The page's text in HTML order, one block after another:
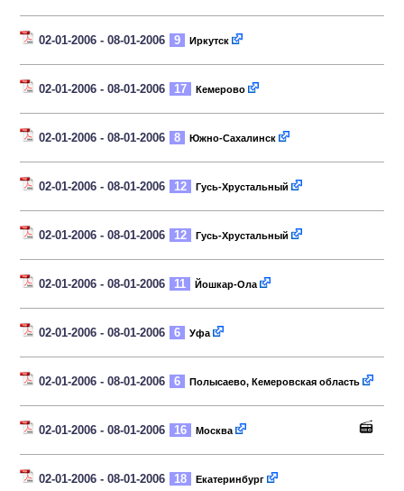
02-01-2006 - 08-01-2006 9 Иркутск
02-01-2006 - 08-01-2006 17 Кемерово
02-01-2006 - 08-01-2006 8 Южно-Сахалинск
02-01-2006 - 08-01-2006 12 Гусь-Хрустальный
02-01-2006 - 08-01-2006 12 Гусь-Хрустальный
02-01-2006 - 08-01-2006 11 Йошкар-Ола
02-01-2006 - 08-01-2006 6 Уфа
02-01-2006 - 08-01-2006 6 Полысаево, Кемеровская область
02-01-2006 - 08-01-2006 16 Москва
02-01-2006 - 08-01-2006 18 Екатеринбург